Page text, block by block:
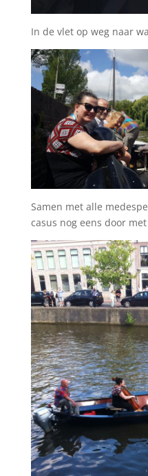
In de vlet op weg naar
Samen met alle
casus nog eens door